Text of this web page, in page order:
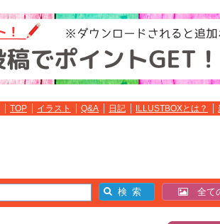
TOP イラスト Q&A 日記 ILLUSTBOXとは？
全て